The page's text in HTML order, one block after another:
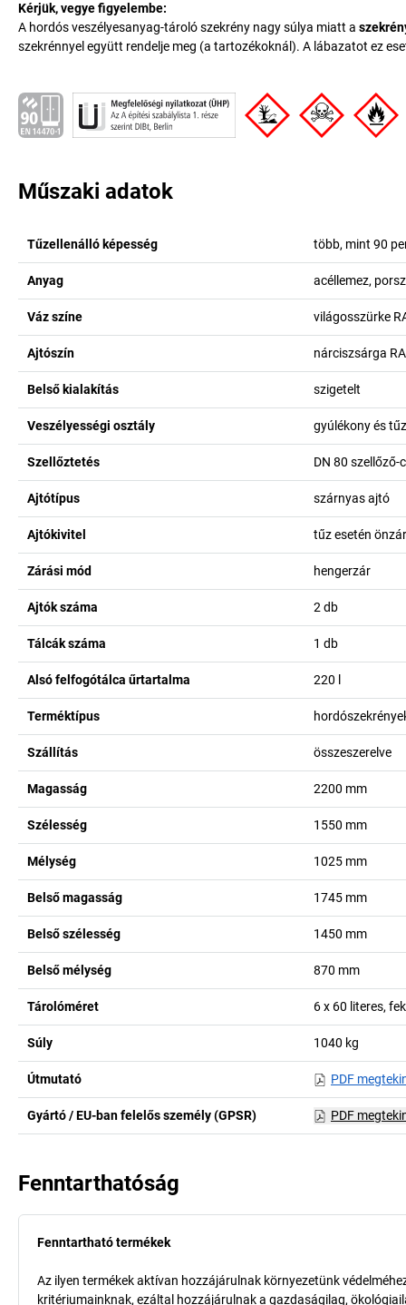
Kérjük, vegye figyelembe:
A hordós veszélyesanyag-tároló szekrény nagy súlya miatt a
szekrénnyel együtt rendelje meg (a tartozékoknál). A lábazatot ez
Műszaki adatok
Tűzellenálló képesség több, mint 90
Anyag acéllemez,
Váz színe világosszürke
Ajtószín nárciszsárga
Belső kialakítás szigetelt
Veszélyességi osztály gyúlékony és
Szellőztetés DN 80
Ajtótípus szárnyas ajtó
Ajtókivitel tűz esetén
Zárási mód hengerzár
Ajtók száma 2 db
Tálcák száma 1 db
Alsó felfogótálca űrtartalma 220
Terméktípus
Szállítás összeszerelve
Magasság 2200 mm
Szélesség 1550 mm
Mélység 1025 mm
Belső magasság 1745 mm
Belső szélesség 1450 mm
Belső mélység 870 mm
Tárolóméret 6 x 60 literes,
Súly 1040 kg
Útmutató PDF
Gyártó / EU-ban felelős személy (GPSR) PDF
Fenntarthatóság
Fenntartható termékek
Az ilyen termékek aktívan hozzájárulnak környezetünk
kritériumainknak, ezáltal hozzájárulnak a gazdaságilag,